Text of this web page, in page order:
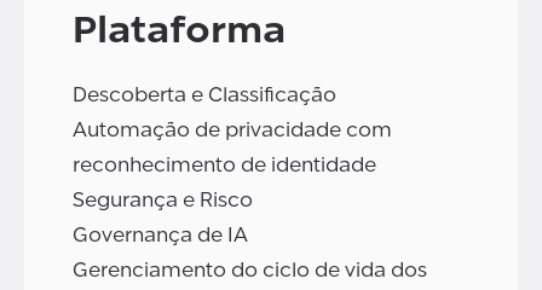
Plataforma
Descoberta e Classificação
Automação de privacidade com
reconhecimento de identidade
Segurança e Risco
Governança de IA
Gerenciamento do ciclo de vida dos